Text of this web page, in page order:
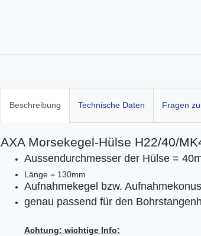
Beschreibung Technische Daten Fragen
AXA Morsekegel-Hülse H22/40/
Aussendurchmesser der Hülse =
Länge = 130mm
Aufnahmekegel bzw.
genau passend für den
Achtung: wichtige Info: